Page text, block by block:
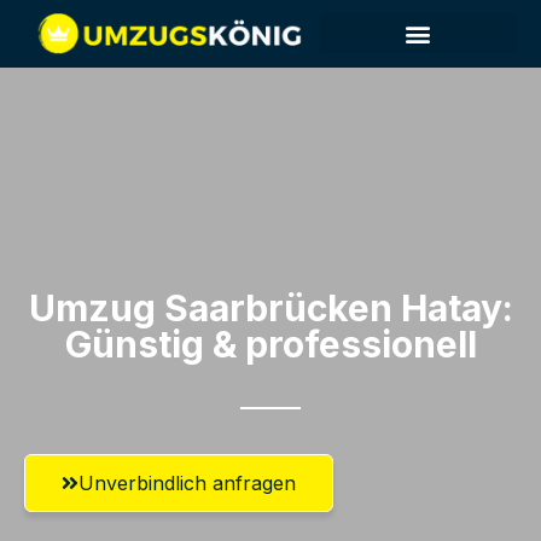
Umzug Saarbrücken​ Hatay:
Günstig & professionell​
Unverbindlich anfragen